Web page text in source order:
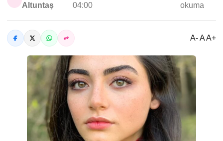
Altuntaş
04:00
okuma
A- A A+